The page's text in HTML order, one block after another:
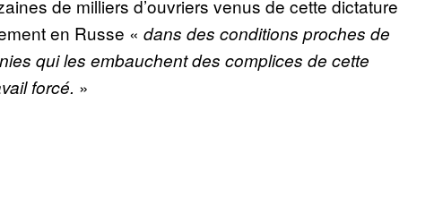
de milliers d’ouvriers venus de cette dictature
en Russe « dans des conditions proches de
qui les embauchent des complices de cette
forcé. »